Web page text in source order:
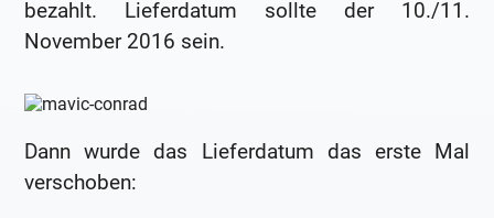
bezahlt. Lieferdatum sollte der 10./11.
November 2016 sein.
Dann wurde das Lieferdatum das erste Mal
verschoben: